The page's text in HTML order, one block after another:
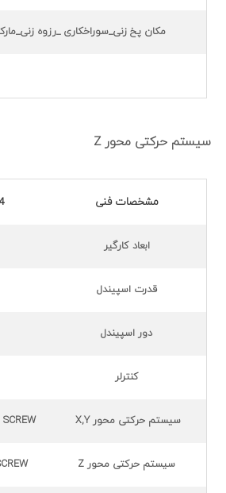
مکان پخ زنی_سوراخکاری _رزوه
سیستم حرکتی محور Z
مشخصات فنی
ابعاد کارگیر
قدرت اسپیندل
دور اسپیندل
کنترلر
سیستم حرکتی محور X,Y
سیستم حرکتی محور Z